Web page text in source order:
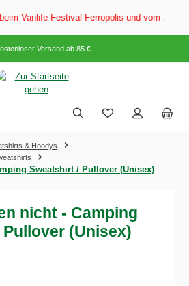
Festival Ferropolis und vom 28.
Versand ab 85 €
& Hoodys
Sweatshirt / Pullover (Unisex)
nicht - Camping
(Unisex)